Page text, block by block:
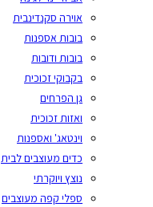
אוירה סקנדינבית
בובות אספנות
בובות ודובות
בקבוקי זכוכית
גן הפרחים
ואזות זכוכית
וינטאג' ואספנות
כדים מעוצבים לבית
נוצץ ויוקרתי
ספלי קפה מעוצבים